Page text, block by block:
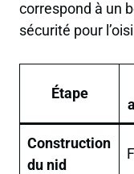
correspond à un
sécurité pour
Étape
Construction
du nid